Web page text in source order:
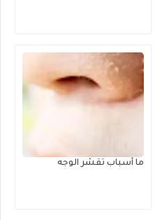
ما أسباب تقشر الوجه